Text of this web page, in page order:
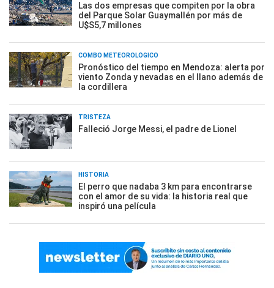
Las dos empresas que compiten por la obra
del Parque Solar Guaymallén por más de
U$S5,7 millones
COMBO METEOROLÓGICO
Pronóstico del tiempo en Mendoza: alerta por
viento Zonda y nevadas en el llano además de
la cordillera
TRISTEZA
Falleció Jorge Messi, el padre de Lionel
HISTORIA
El perro que nadaba 3 km para encontrarse
con el amor de su vida: la historia real que
inspiró una película